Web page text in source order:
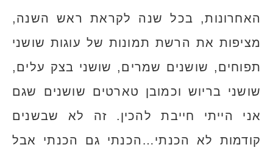
האחרונות, בכל שנה לקראת ראש השנה,
מציפות את הרשת תמונות של עוגות שושני
תפוחים, שושנים שמרים, שושני בצק עלים,
שושני בריוש וכמובן טארטים שושנים שגם
אני הייתי חייבת להכין. זה לא שבשנים
קודמות לא הכנתי…הכנתי גם הכנתי אבל